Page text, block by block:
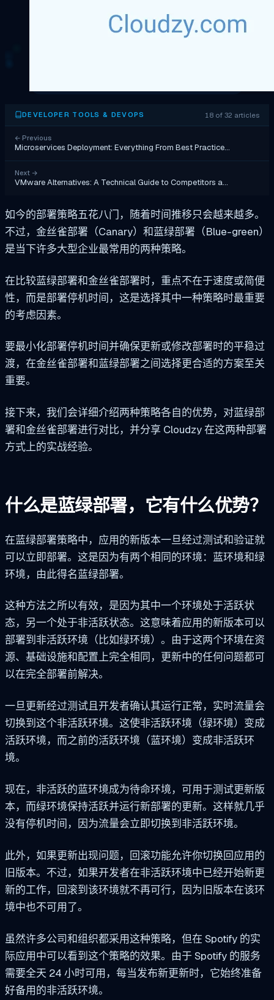
DEVELOPER TOOLS & DEVOPS 18 of 32 articles
← Previous
Microservices Deployment: Everything From Best Practice…
Next →
VMware Alternatives: A Technical Guide to Competitors a…
如今的部署策略五花八门，随着时间推移只会越来越多。
不过，金丝雀部署（Canary）和蓝绿部署（Blue-green）
是当下许多大型企业最常用的两种策略。
在比较蓝绿部署和金丝雀部署时，重点不在于速度或简便
性，而是部署停机时间，这是选择其中一种策略时最重要
的考虑因素。
要最小化部署停机时间并确保更新或修改部署时的平稳过
渡，在金丝雀部署和蓝绿部署之间选择更合适的方案至关
重要。
接下来，我们会详细介绍两种策略各自的优势，对蓝绿部
署和金丝雀部署进行对比，并分享 Cloudzy 在这两种部署
方式上的实战经验。
什么是蓝绿部署，它有什么优势？
在蓝绿部署策略中，应用的新版本一旦经过测试和验证就
可以立即部署。这是因为有两个相同的环境：蓝环境和绿
环境，由此得名蓝绿部署。
这种方法之所以有效，是因为其中一个环境处于活跃状
态，另一个处于非活跃状态。这意味着应用的新版本可以
部署到非活跃环境（比如绿环境）。由于这两个环境在资
源、基础设施和配置上完全相同，更新中的任何问题都可
以在完全部署前解决。
一旦更新经过测试且开发者确认其运行正常，实时流量会
切换到这个非活跃环境。这使非活跃环境（绿环境）变成
活跃环境，而之前的活跃环境（蓝环境）变成非活跃环
境。
现在，非活跃的蓝环境成为待命环境，可用于测试更新版
本，而绿环境保持活跃并运行新部署的更新。这样就几乎
没有停机时间，因为流量会立即切换到非活跃环境。
此外，如果更新出现问题，回滚功能允许你切换回应用的
旧版本。不过，如果开发者在非活跃环境中已经开始新更
新的工作，回滚到该环境就不再可行，因为旧版本在该环
境中也不可用了。
虽然许多公司和组织都采用这种策略，但在 Spotify 的实
际应用中可以看到这个策略的效果。由于 Spotify 的服务
需要全天 24 小时可用，每当发布新更新时，它始终准备
好备用的非活跃环境。